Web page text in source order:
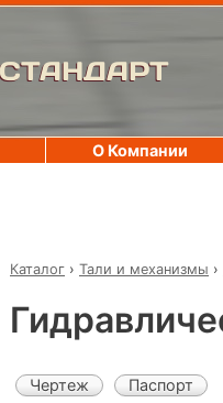
Каталог › Тали и механизмы ›
Чертеж Паспорт
О Компании